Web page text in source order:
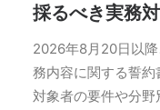
採るべき実務
2026年8月20日以
務内容に関する誓
対象者の要件や分野